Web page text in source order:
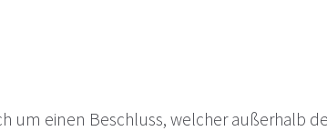
um einen Beschluss, welcher außerhalb